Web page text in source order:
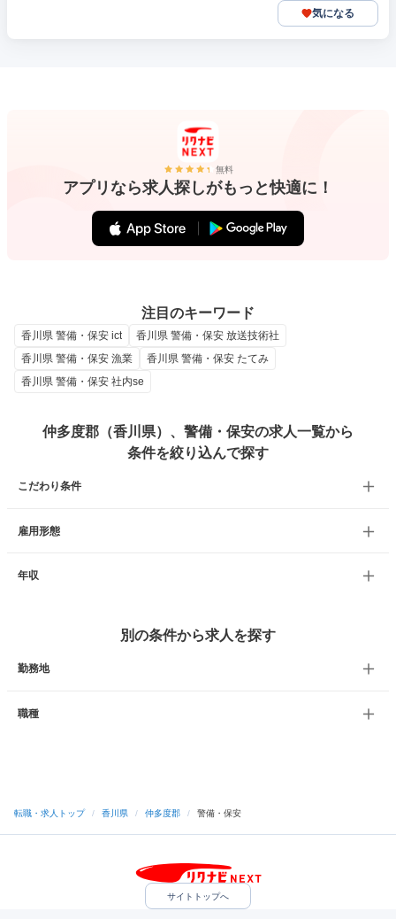
気になる
無料
アプリなら求人探しがもっと快適に！
注目のキーワード
香川県 警備・保安 ict
香川県 警備・保安 放送技術社
香川県 警備・保安 漁業
香川県 警備・保安 たてみ
香川県 警備・保安 社内se
仲多度郡（香川県）、警備・保安の求人一覧から
条件を絞り込んで探す
こだわり条件
雇用形態
年収
別の条件から求人を探す
勤務地
職種
転職・求人トップ / 香川県 / 仲多度郡 / 警備・保安
サイトトップへ